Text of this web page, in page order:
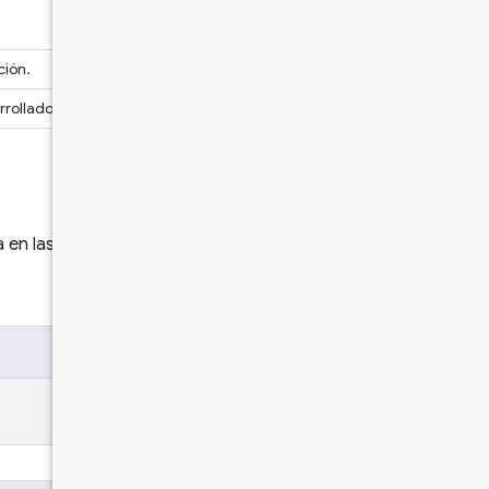
podrá publicarlo.
las solicitudes para